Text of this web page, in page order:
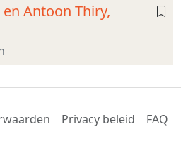
Antoon Thiry,
Privacy beleid FAQ